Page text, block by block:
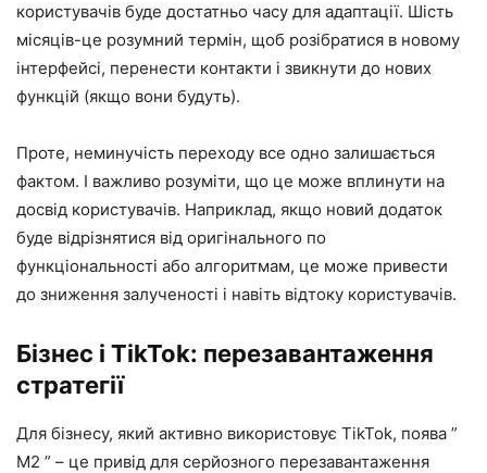
користувачів буде достатньо часу для адаптації. Шість
місяців-це розумний термін, щоб розібратися в новому
інтерфейсі, перенести контакти і звикнути до нових
функцій (якщо вони будуть).
Проте, неминучість переходу все одно залишається
фактом. І важливо розуміти, що це може вплинути на
досвід користувачів. Наприклад, якщо новий додаток
буде відрізнятися від оригінального по
функціональності або алгоритмам, це може привести
до зниження залученості і навіть відтоку користувачів.
Бізнес і TikTok: перезавантаження
стратегії
Для бізнесу, який активно використовує TikTok, поява ”
M2 ” – це привід для серйозного перезавантаження